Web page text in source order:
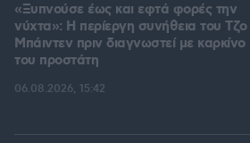
«Ξυπνούσε έως και εφτά φορές την
νύχτα»: Η περίεργη συνήθεια του Τζο
Μπάιντεν πριν διαγνωστεί με καρκίνο
του προστάτη
06.08.2026, 15:42